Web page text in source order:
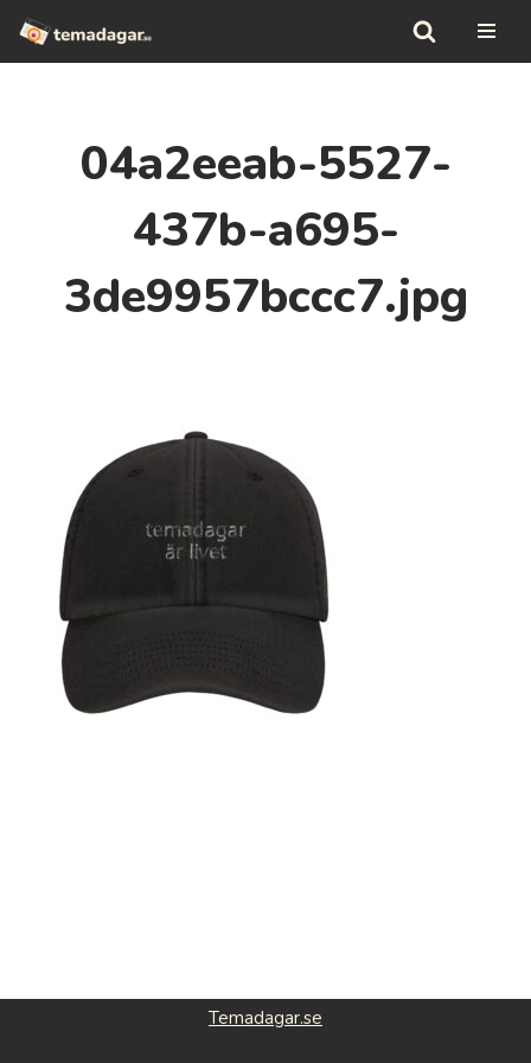
Hoppa
04a2eeab-5527-
437b-a695-
3de9957bccc7.jpg
Temadagar.se